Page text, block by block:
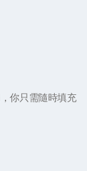
你只需隨時填充